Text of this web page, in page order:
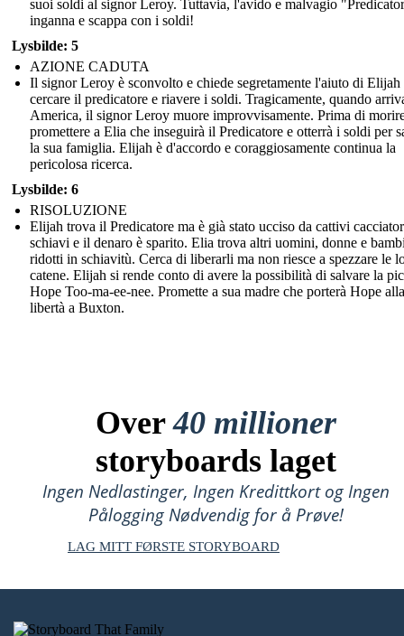
suoi soldi al signor Leroy. Tuttavia, l'avido e malvagio
inganna e scappa con i soldi!
Lysbilde: 5
AZIONE CADUTA
Il signor Leroy è sconvolto e chiede segretamente l'aiuto di Elijah
cercare il predicatore e riavere i soldi. Tragicamente, quando
America, il signor Leroy muore improvvisamente. Prima di
promettere a Elia che inseguirà il Predicatore e otterrà i soldi per
la sua famiglia. Elijah è d'accordo e coraggiosamente continua la
pericolosa ricerca.
Lysbilde: 6
RISOLUZIONE
Elijah trova il Predicatore ma è già stato ucciso da cattivi
schiavi e il denaro è sparito. Elia trova altri uomini, donne e
ridotti in schiavitù. Cerca di liberarli ma non riesce a spezzare le
catene. Elijah si rende conto di avere la possibilità di salvare la
Hope Too-ma-ee-nee. Promette a sua madre che porterà Hope alla
libertà a Buxton.
Over40 millioner
storyboards laget
Ingen Nedlastinger, Ingen Kredittkort og Ingen
Pålogging Nødvendig for å Prøve!
LAG MITT FØRSTE STORYBOARD